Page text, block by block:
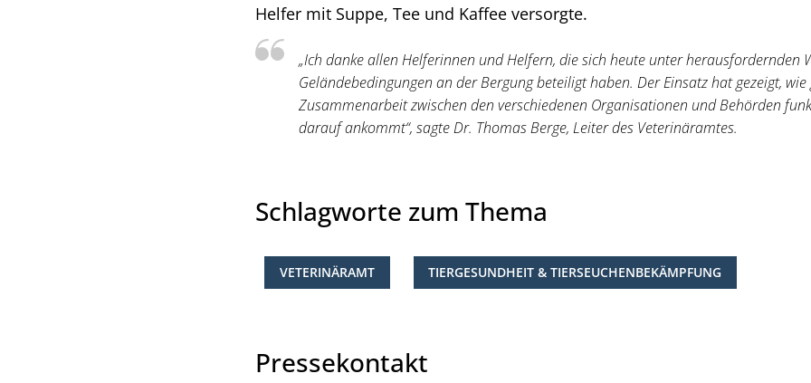
Helfer mit Suppe, Tee und Kaffee versorgte.
„Ich danke allen Helferinnen und Helfern, die sich heute unter herausfordernden
Geländebedingungen an der Bergung beteiligt haben. Der Einsatz hat gezeigt,
Zusammenarbeit zwischen den verschiedenen Organisationen und Behörden
darauf ankommt“, sagte Dr. Thomas Berge, Leiter des Veterinäramtes.
Schlagworte zum Thema
VETERINÄRAMT TIERGESUNDHEIT & TIERSEUCHENBEKÄMPFUNG
Pressekontakt